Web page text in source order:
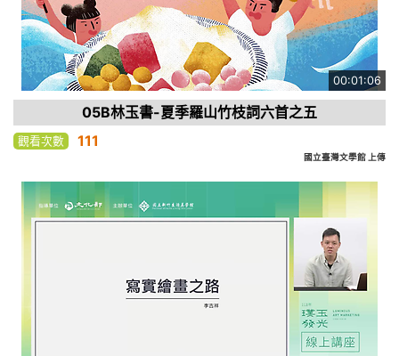
00:01:06
05B林玉書-夏季羅山竹枝詞六首之五
觀看次數 111
國立臺灣文學館 上傳